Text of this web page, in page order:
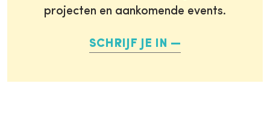
projecten en aankomende events.
SCHRIJF JE IN